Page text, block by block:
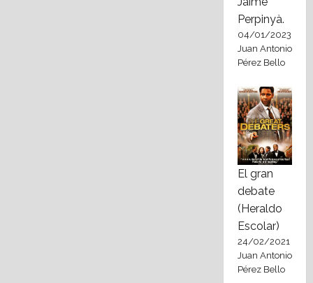
Perpinyà.
04/01/2023
Juan Antonio
Pérez Bello
El gran
debate
(Heraldo
Escolar)
24/02/2021
Juan Antonio
Pérez Bello